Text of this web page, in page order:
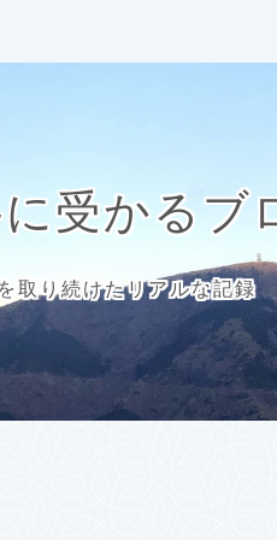
受かるブ
取り続けたリアルな記録